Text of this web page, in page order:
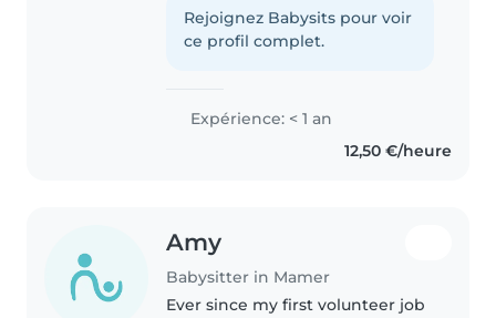
enfants. Je parle plusieurs
langues, dont l'allemand,
Rejoignez Babysits pour voir
ce profil complet.
Expérience: < 1 an
12,50 €/heure
Amy
Babysitter in Mamer
Ever since my first volunteer job